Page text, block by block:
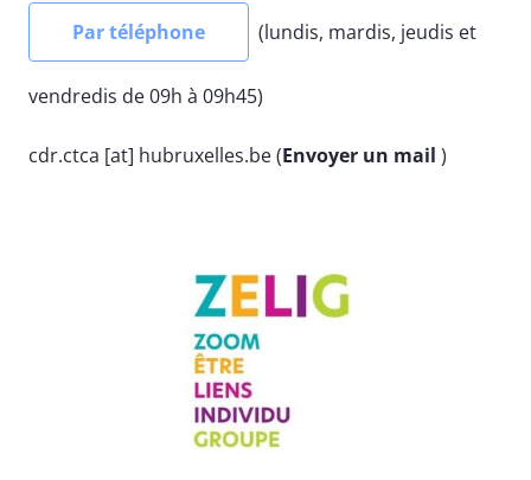
Par téléphone (lundis, mardis, jeudis et
vendredis de 09h à 09h45)
cdr.ctca [at] hubruxelles.be(Envoyer un mail )